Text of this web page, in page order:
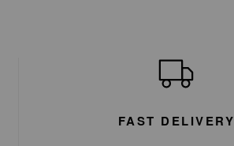
FAST DELIVERY